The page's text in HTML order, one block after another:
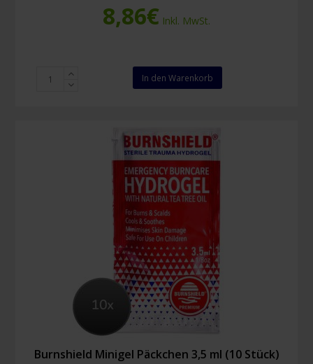
8,86€ Inkl. MwSt.
Burnshield
Hydrogel
In den Warenkorb
Burnshield Minigel Päckchen 3,5 ml (10 Stück)